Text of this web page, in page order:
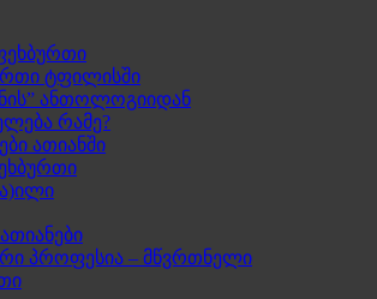
ტფილისში
ანთოლოგიიდან
რამე?
ათიანში
პროფესია – მწვრთნელი